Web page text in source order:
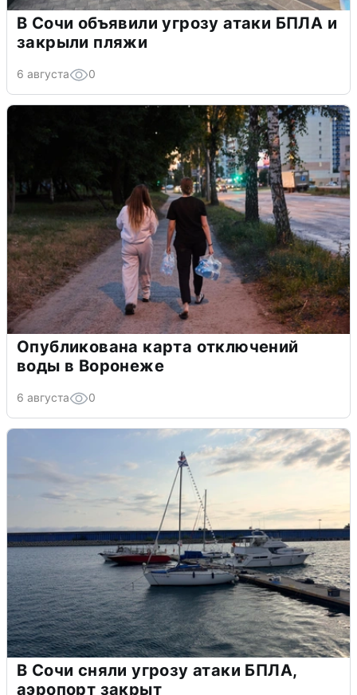
В Сочи объявили угрозу атаки БПЛА и
закрыли пляжи
6 августа 0
Опубликована карта отключений
воды в Воронеже
6 августа 0
В Сочи сняли угрозу атаки БПЛА,
аэропорт закрыт